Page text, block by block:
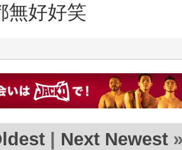
無好好笑
| Next Newest